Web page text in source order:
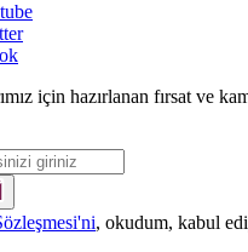
için hazırlanan fırsat ve
, okudum, kabul